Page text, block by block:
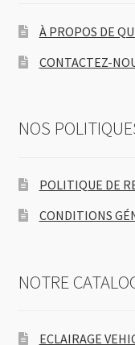
À PROPOS DE
CONTACTEZ-
NOS
POLITIQUE DE
CONDITIONS
NOTRE
ECLAIRAGE